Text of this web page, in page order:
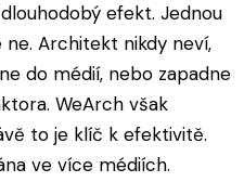
efekt. Jednou
Architekt nikdy neví,
do médií, nebo zapadne
WeArch však
to je klíč k efektivitě.
ve více médiích.